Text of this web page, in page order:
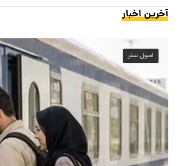
آخرین اخبار
اصول سفر